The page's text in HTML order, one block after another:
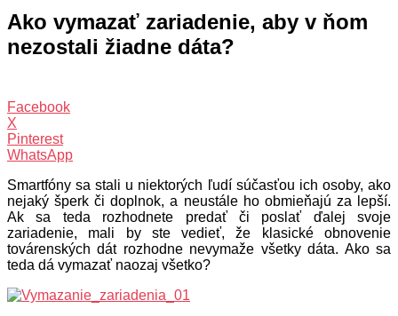
Ako vymazať zariadenie, aby v ňom
nezostali žiadne dáta?
Facebook
X
Pinterest
WhatsApp
Smartfóny sa stali u niektorých ľudí súčasťou ich osoby, ako
nejaký šperk či doplnok, a neustále ho obmieňajú za lepší.
Ak sa teda rozhodnete predať či poslať ďalej svoje
zariadenie, mali by ste vedieť, že klasické obnovenie
továrenských dát rozhodne nevymaže všetky dáta. Ako sa
teda dá vymazať naozaj všetko?